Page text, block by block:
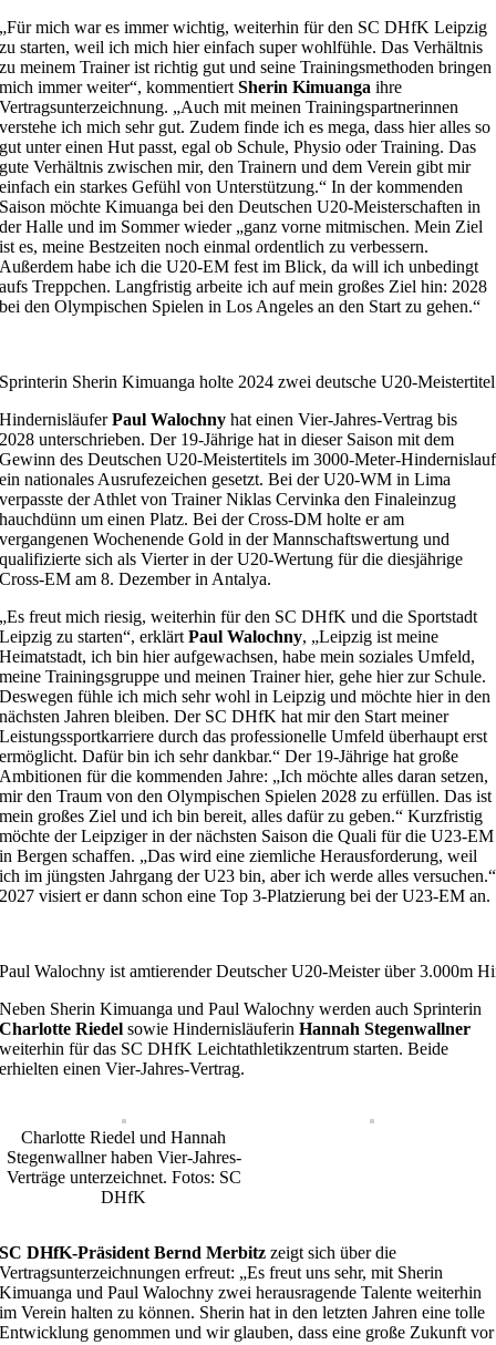
„Für mich war es immer wichtig, weiterhin für den SC DHfK Leipzig
zu starten, weil ich mich hier einfach super wohlfühle. Das Verhältnis
zu meinem Trainer ist richtig gut und seine Trainingsmethoden bringen
mich immer weiter“, kommentiertSherin Kimuanga ihre
Vertragsunterzeichnung. „Auch mit meinen Trainingspartnerinnen
verstehe ich mich sehr gut. Zudem finde ich es mega, dass hier alles so
gut unter einen Hut passt, egal ob Schule, Physio oder Training. Das
gute Verhältnis zwischen mir, den Trainern und dem Verein gibt mir
einfach ein starkes Gefühl von Unterstützung.“ In der kommenden
Saison möchte Kimuanga bei den Deutschen U20-Meisterschaften in
der Halle und im Sommer wieder „ganz vorne mitmischen. Mein Ziel
ist es, meine Bestzeiten noch einmal ordentlich zu verbessern.
Außerdem habe ich die U20-EM fest im Blick, da will ich unbedingt
aufs Treppchen. Langfristig arbeite ich auf mein großes Ziel hin: 2028
bei den Olympischen Spielen in Los Angeles an den Start zu gehen.“
Sprinterin Sherin Kimuanga holte 2024 zwei deutsche U20-
HindernisläuferPaul Walochny hat einen Vier-Jahres-Vertrag bis
2028 unterschrieben. Der 19-Jährige hat in dieser Saison mit dem
Gewinn des Deutschen U20-Meistertitels im 3000-Meter-Hindernislauf
ein nationales Ausrufezeichen gesetzt. Bei der U20-WM in Lima
verpasste der Athlet von Trainer Niklas Cervinka den Finaleinzug
hauchdünn um einen Platz. Bei der Cross-DM holte er am
vergangenen Wochenende Gold in der Mannschaftswertung und
qualifizierte sich als Vierter in der U20-Wertung für die diesjährige
Cross-EM am 8. Dezember in Antalya.
„Es freut mich riesig, weiterhin für den SC DHfK und die Sportstadt
Leipzig zu starten“, erklärtPaul Walochny, „Leipzig ist meine
Heimatstadt, ich bin hier aufgewachsen, habe mein soziales Umfeld,
meine Trainingsgruppe und meinen Trainer hier, gehe hier zur Schule.
Deswegen fühle ich mich sehr wohl in Leipzig und möchte hier in den
nächsten Jahren bleiben. Der SC DHfK hat mir den Start meiner
Leistungssportkarriere durch das professionelle Umfeld überhaupt erst
ermöglicht. Dafür bin ich sehr dankbar.“ Der 19-Jährige hat große
Ambitionen für die kommenden Jahre: „Ich möchte alles daran setzen,
mir den Traum von den Olympischen Spielen 2028 zu erfüllen. Das ist
mein großes Ziel und ich bin bereit, alles dafür zu geben.“ Kurzfristig
möchte der Leipziger in der nächsten Saison die Quali für die U23-EM
in Bergen schaffen. „Das wird eine ziemliche Herausforderung, weil
ich im jüngsten Jahrgang der U23 bin, aber ich werde alles versuchen.“
2027 visiert er dann schon eine Top 3-Platzierung bei der U23-EM an.
Paul Walochny ist amtierender Deutscher U20-Meister über 3.000m
Neben Sherin Kimuanga und Paul Walochny werden auch Sprinterin
Charlotte Riedel sowie HindernisläuferinHannah Stegenwallner
weiterhin für das SC DHfK Leichtathletikzentrum starten. Beide
erhielten einen Vier-Jahres-Vertrag.
Charlotte Riedel und Hannah
Stegenwallner haben Vier-Jahres-
Verträge unterzeichnet. Fotos: SC
DHfK
SC DHfK-Präsident Bernd Merbitzzeigt sich über die
Vertragsunterzeichnungen erfreut: „Es freut uns sehr, mit Sherin
Kimuanga und Paul Walochny zwei herausragende Talente weiterhin
im Verein halten zu können. Sherin hat in den letzten Jahren eine tolle
Entwicklung genommen und wir glauben, dass eine große Zukunft vor